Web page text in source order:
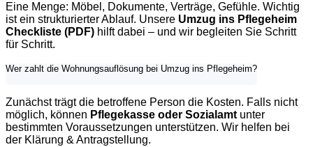
Eine Menge: Möbel, Dokumente, Verträge, Gefühle. Wichtig
ist ein strukturierter Ablauf. Unsere Umzug ins Pflegeheim
Checkliste (PDF) hilft dabei – und wir begleiten Sie Schritt
für Schritt.
Wer zahlt die Wohnungsauflösung bei Umzug ins Pflegeheim?
Zunächst trägt die betroffene Person die Kosten. Falls nicht
möglich, können Pflegekasse oder Sozialamt unter
bestimmten Voraussetzungen unterstützen. Wir helfen bei
der Klärung & Antragstellung.